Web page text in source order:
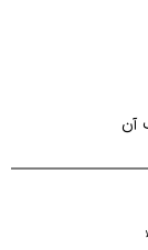
آن